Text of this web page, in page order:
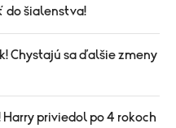
do šialenstva!
Chystajú sa ďalšie zmeny
priviedol po 4 rokoch